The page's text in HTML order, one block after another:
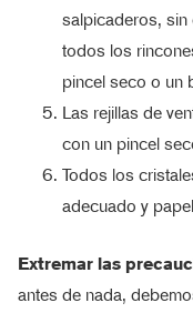
salpicaderos, sin
todos los
pincel seco o un
Las rejillas de
con un pincel
Todos los
adecuado y
Extremar las
antes de nada,